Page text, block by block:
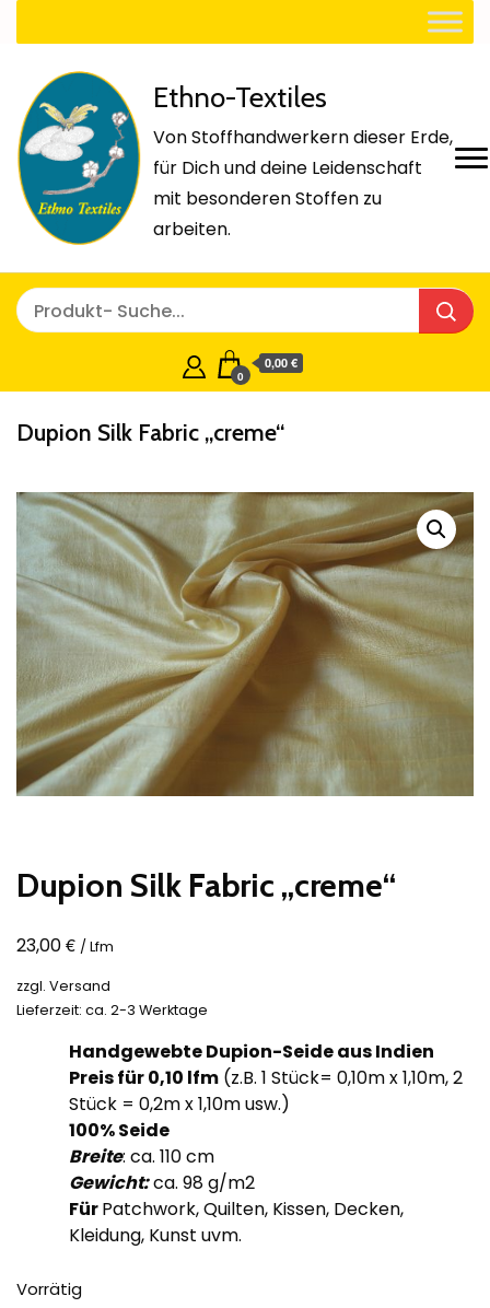
Ethno-Textiles
Von Stoffhandwerkern dieser Erde,
für Dich und deine Leidenschaft
mit besonderen Stoffen zu
arbeiten.
0
0,00 €
Dupion Silk Fabric „creme“
Dupion Silk Fabric „creme“
23,00€ / Lfm
zzgl. Versand
Lieferzeit: ca. 2-3 Werktage
Handgewebte Dupion-Seide aus Indien
Preis für 0,10 lfm (z.B. 1 Stück= 0,10m x 1,10m, 2
Stück = 0,2m x 1,10m usw.)
100% Seide
Breite: ca. 110 cm
Gewicht:ca. 98 g/m2
FürPatchwork, Quilten, Kissen, Decken,
Kleidung, Kunst uvm.
Vorrätig